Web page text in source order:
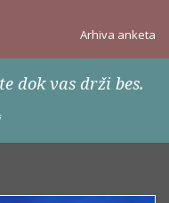
Arhiva anketa
dok vas drži bes.